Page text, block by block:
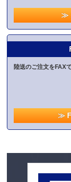
≫
陸送のご注文をFAX
≫